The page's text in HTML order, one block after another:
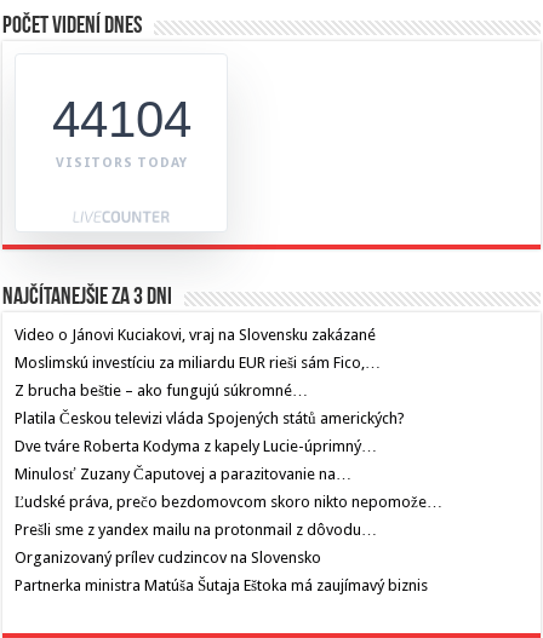
Počet videní dnes
44104
VISITORS TODAY
Najčítanejšie za 3 dni
Video o Jánovi Kuciakovi, vraj na Slovensku zakázané
Moslimskú investíciu za miliardu EUR rieši sám Fico,…
Z brucha beštie – ako fungujú súkromné…
Platila Českou televizi vláda Spojených států amerických?
Dve tváre Roberta Kodyma z kapely Lucie-úprimný…
Minulosť Zuzany Čaputovej a parazitovanie na…
Ľudské práva, prečo bezdomovcom skoro nikto nepomože…
Prešli sme z yandex mailu na protonmail z dôvodu…
Organizovaný prílev cudzincov na Slovensko
Partnerka ministra Matúša Šutaja Eštoka má zaujímavý biznis